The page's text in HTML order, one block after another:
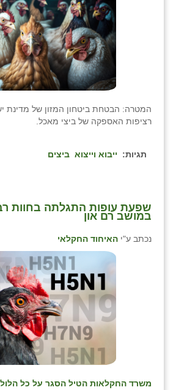
המטרה: הבטחת ביטחון המזון של מדינת
רציפות האספקה של ביצי מאכל.
תגיות: ייבוא וייצוא ביצים
שפעת עופות התגלתה בחוות
במושב רם און
נכתב ע"י האיחוד החקלאי
משרד החקלאות הטיל הסגר על כל